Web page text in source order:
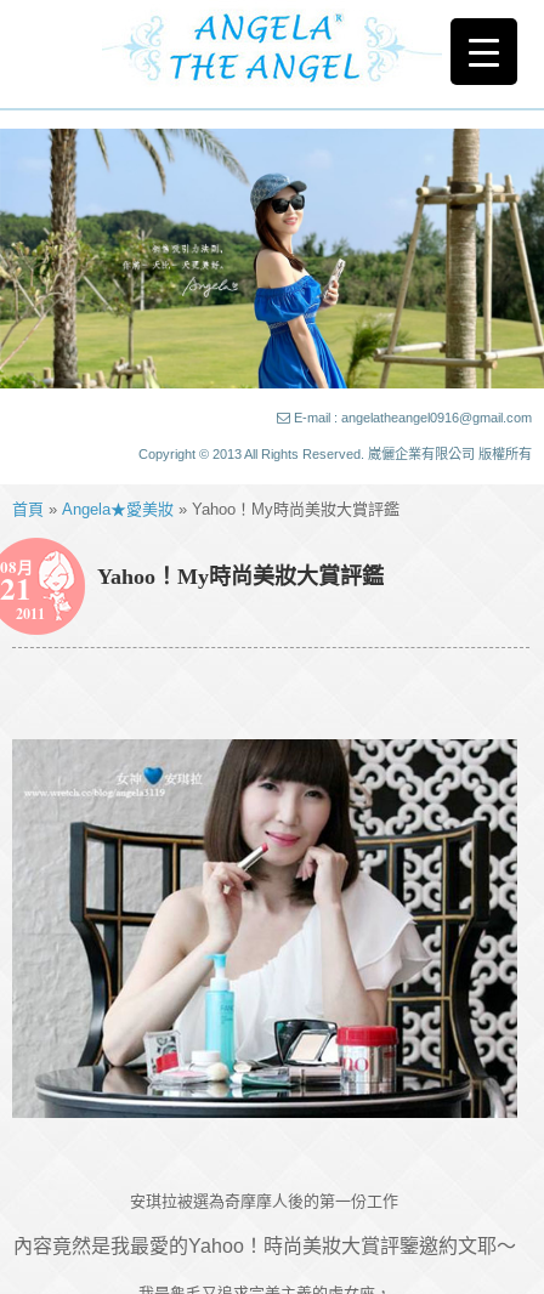
E-mail : angelatheangel0916@gmail.com
Copyright © 2013 All Rights Reserved. 崴儷企業有限公司 版權所有
首頁 » Angela★愛美妝 » Yahoo！My時尚美妝大賞評鑑
08月
21
2011
Yahoo！My時尚美妝大賞評鑑
安琪拉被選為奇摩摩人後的第一份工作
內容竟然是我最愛的Yahoo！時尚美妝大賞評鑒邀約文耶～